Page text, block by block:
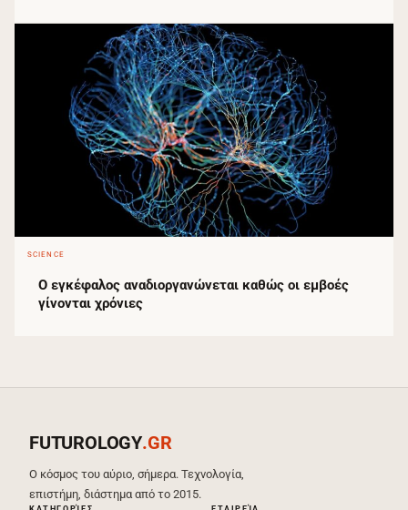
SCIENCE
Ο εγκέφαλος αναδιοργανώνεται καθώς οι εμβοές
γίνονται χρόνιες
FUTUROLOGY.GR
Ο κόσμος του αύριο, σήμερα. Τεχνολογία,
επιστήμη, διάστημα από το 2015.